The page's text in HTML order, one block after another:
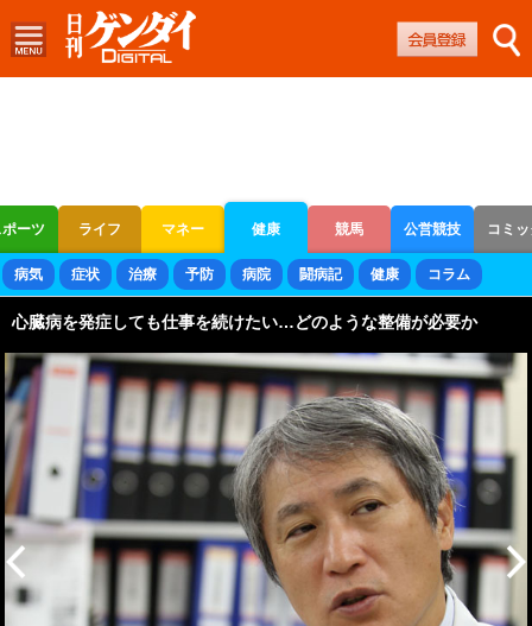
ーツ ライフ マネー 健康 競馬 公営競技 コミ
ボートレース 競輪 オートレース
病気 症状 治療 予防 病院 闘病記 健康 コラム
心臓病を発症しても仕事を続けたい…どのような整備が必要か